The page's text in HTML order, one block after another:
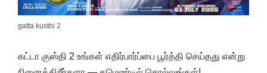
gatta kusthi 2
கட்டா குஸ்தி 2 உங்கள் எதிர்பார்ப்பை பூர்த்தி செய்தது என்று